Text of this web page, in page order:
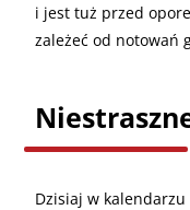
i jest tuż przed
zależeć od notowań
Dzisiaj w